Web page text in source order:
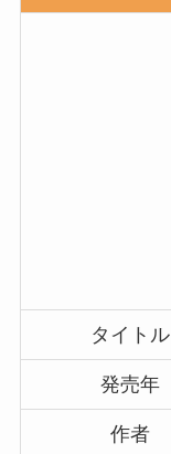
タイトル
発売年
作者